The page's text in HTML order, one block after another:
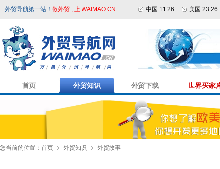
外贸导航第一站！ 做外贸 , 上 WAIMAO.CN 中国 11:26 美国 23:26
首页 外贸知识 外贸下载 世界买家
您当前的位置： 首页 外贸知识 外贸故事